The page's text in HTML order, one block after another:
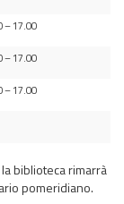
– 17.00
– 17.00
– 17.00
biblioteca rimarrà
pomeridiano.